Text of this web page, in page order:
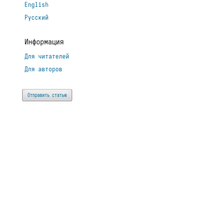
English
Русский
Информация
Для читателей
Для авторов
Отправить статью